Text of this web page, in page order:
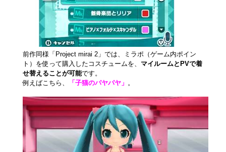
前作同様「Project mirai 2」では、ミラポ（ゲーム内ポイン
ト）を使って購入したコスチュームを、 マイルームとPVで着
せ替えることが可能です。
例えばこちら、
「子猫のパヤパヤ」 。